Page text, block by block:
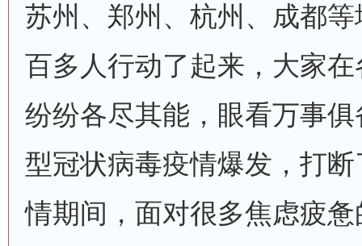
苏州、郑州、杭州、成都
百多人行动了起来，大家
纷纷各尽其能，眼看万事
型冠状病毒疫情爆发，打
情期间，面对很多焦虑疲